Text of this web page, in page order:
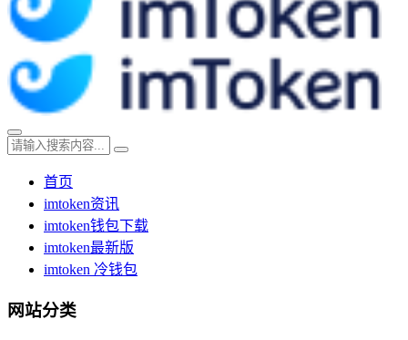
首页
imtoken资讯
imtoken钱包下载
imtoken最新版
imtoken 冷钱包
网站分类